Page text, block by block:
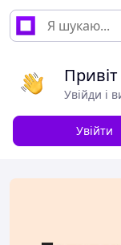
Привіт
Увійди і
Увійти